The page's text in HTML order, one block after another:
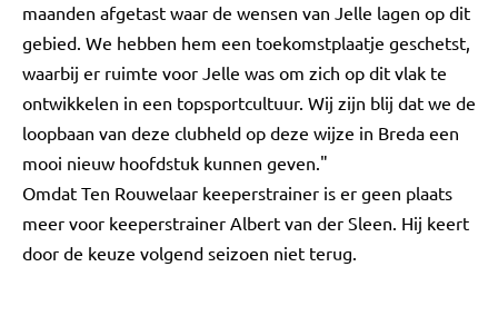
maanden afgetast waar de wensen van Jelle lagen op dit
gebied. We hebben hem een toekomstplaatje geschetst,
waarbij er ruimte voor Jelle was om zich op dit vlak te
ontwikkelen in een topsportcultuur. Wij zijn blij dat we de
loopbaan van deze clubheld op deze wijze in Breda een
mooi nieuw hoofdstuk kunnen geven."
Omdat Ten Rouwelaar keeperstrainer is er geen plaats
meer voor keeperstrainer Albert van der Sleen. Hij keert
door de keuze volgend seizoen niet terug.